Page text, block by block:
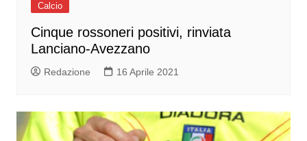
Calcio
Cinque rossoneri positivi, rinviata
Lanciano-Avezzano
Redazione 16 Aprile 2021